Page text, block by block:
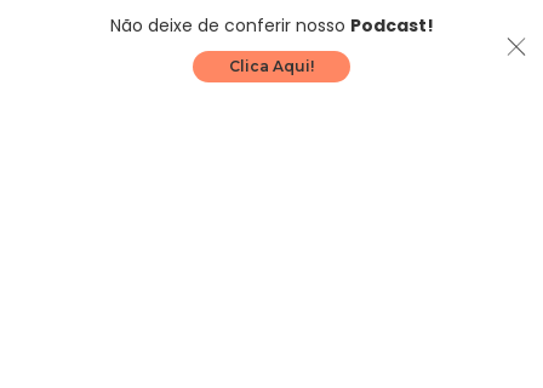
Não deixe de conferir nosso Podcast!
Clica Aqui!